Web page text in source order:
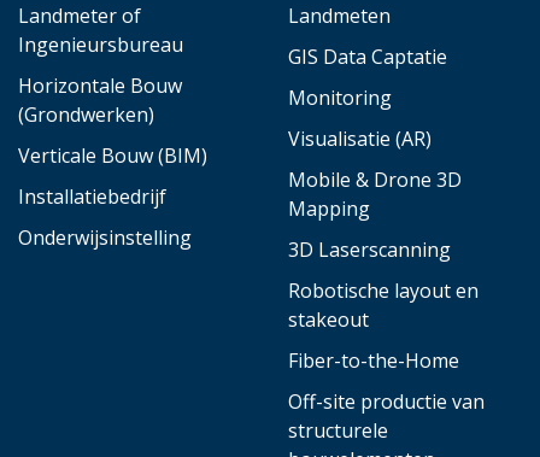
Landmeter of
Ingenieursbureau
Horizontale Bouw
(Grondwerken)
Verticale Bouw (BIM)
Installatiebedrijf
Onderwijsinstelling
Landmeten
GIS Data Captatie
Monitoring
Visualisatie (AR)
Mobile & Drone 3D
Mapping
3D Laserscanning
Robotische layout en
stakeout
Fiber-to-the-Home
Off-site productie van
structurele